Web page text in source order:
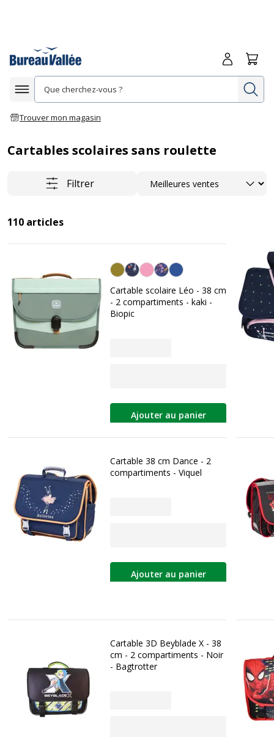
Afficher la navigation
Trouver mon magasin
Me
Cartables scolaires sans roulette
Filtrer Trier
110 articles
Kaki
Cartable scolaire Léo - 38 cm
- 2 compartiments - kaki -
Biopic
Ajouter au panier
Cartable 38 cm Dance - 2
compartiments - Viquel
Ajouter au panier
Cartable 3D Beyblade X - 38
cm - 2 compartiments - Noir
- Bagtrotter